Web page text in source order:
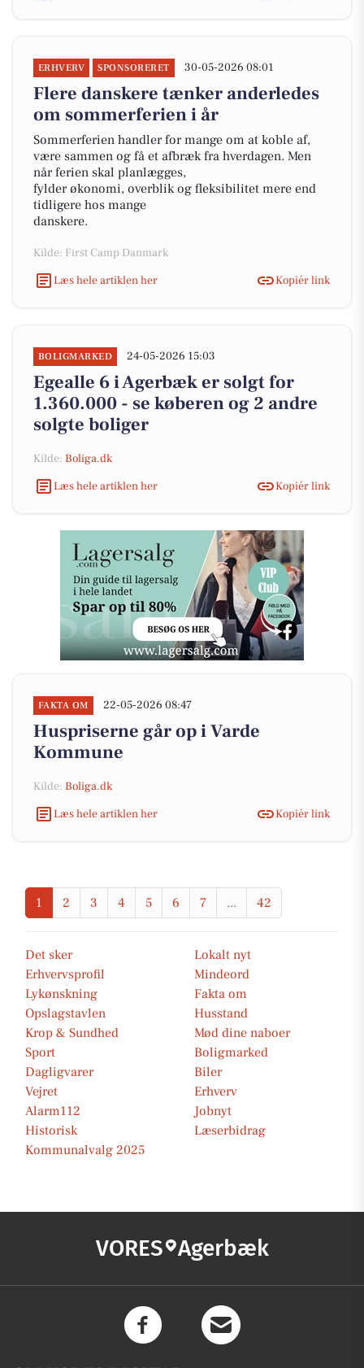
ERHVERV SPONSORERET 30-05-2026 08:01
Flere danskere tænker anderledes
om sommerferien i år
Sommerferien handler for mange om at koble af,
være sammen og få et afbræk fra hverdagen. Men
når ferien skal planlægges,
fylder økonomi, overblik og fleksibilitet mere end
tidligere hos mange
danskere.
Kilde: First Camp Danmark
Læs hele artiklen her
Kopiér link
BOLIGMARKED 24-05-2026 15:03
Egealle 6 i Agerbæk er solgt for
1.360.000 - se køberen og 2 andre
solgte boliger
Kilde: Boliga.dk
Læs hele artiklen her
Kopiér link
FAKTA OM 22-05-2026 08:47
Huspriserne går op i Varde
Kommune
Kilde: Boliga.dk
Læs hele artiklen her
Kopiér link
1 2 3 4 5 6 7 ... 42
Det sker
Lokalt nyt
Erhvervsprofil
Mindeord
Lykønskning
Fakta om
Opslagstavlen
Husstand
Krop & Sundhed
Mød dine naboer
Sport
Boligmarked
Dagligvarer
Biler
Vejret
Erhverv
Alarm112
Jobnyt
Historisk
Læserbidrag
Kommunalvalg 2025
VORES Agerbæk